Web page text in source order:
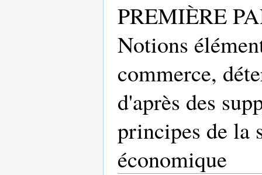
PREMIÈRE
Notions
commerce,
d'après des
principes de la
économique